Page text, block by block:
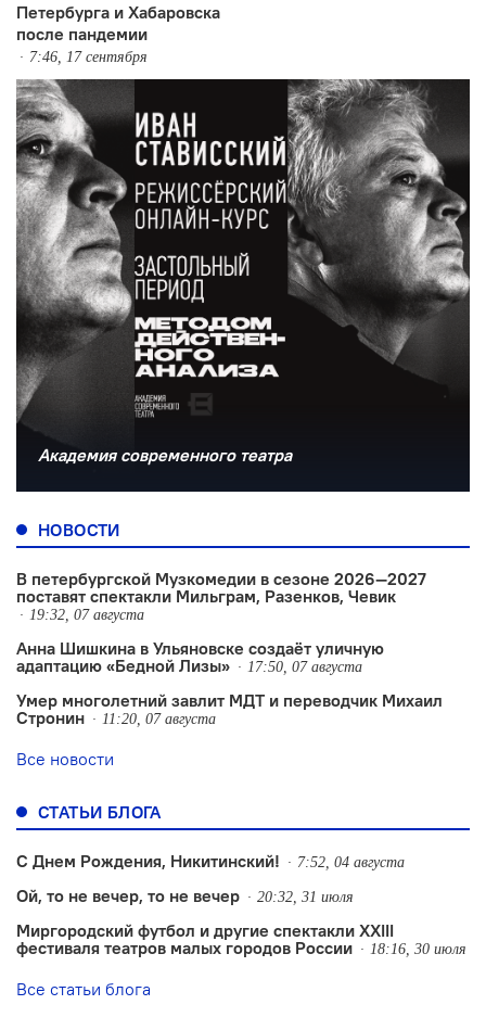
Петербурга и Хабаровска
после пандемии
7:46, 17 сентября
Академия современного театра
НОВОСТИ
В петербургской Музкомедии в сезоне 2026—2027
поставят спектакли Мильграм, Разенков, Чевик
19:32, 07 августа
Анна Шишкина в Ульяновске создаëт уличную
адаптацию «Бедной Лизы»
17:50, 07 августа
Умер многолетний завлит МДТ и переводчик Михаил
Стронин
11:20, 07 августа
Все новости
СТАТЬИ БЛОГА
С Днем Рождения, Никитинский! 7:52, 04 августа
Ой, то не вечер, то не вечер 20:32, 31 июля
Миргородский футбол и другие спектакли XXIII
фестиваля театров малых городов России
18:16, 30 июля
Все статьи блога